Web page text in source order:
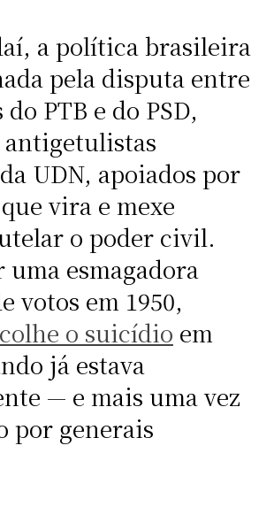
a política brasileira
pela disputa entre
PTB e do PSD,
antigetulistas
UDN, apoiados por
vira e mexe
o poder civil.
esmagadora
votos em 1950,
o suicídio em
já estava
— e mais uma vez
por generais